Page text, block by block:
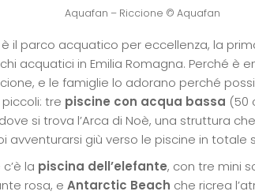
Aquafan – Riccione © Aquafan
è il parco acquatico per eccellenza, la
acquatici in Emilia Romagna. Perché è
e le famiglie lo adorano perché
tre piscine con acqua bassa (50
si trova l’Arca di Noè, una struttura
avventurarsi giù verso le piscine in totale
la piscina dell’elefante, con tre mini
rosa, e Antarctic Beach che ricrea